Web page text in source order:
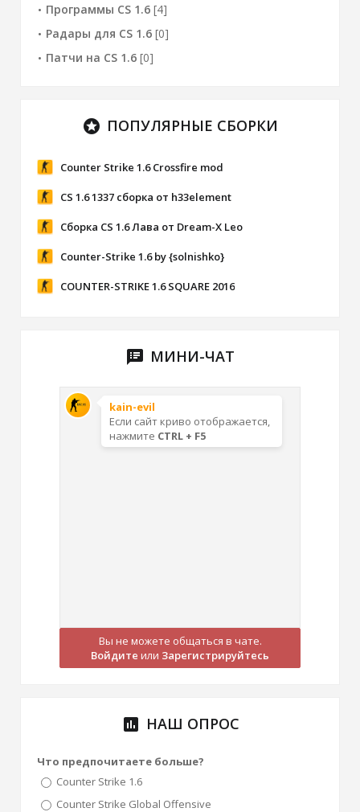
Программы CS 1.6 [4]
Радары для CS 1.6 [0]
Патчи на CS 1.6 [0]
stars ПОПУЛЯРНЫЕ СБОРКИ
Counter Strike 1.6 Crossfire mod
CS 1.6 1337 сборка от h33element
Сборка CS 1.6 Лава от Dream-X Leo
Counter-Strike 1.6 by {solnishko}
COUNTER-STRIKE 1.6 SQUARE 2016
speaker_notes МИНИ-ЧАТ
Вы не можете общаться в чате.
Войдите или Зарегистрируйтесь
poll НАШ ОПРОС
Что предпочитаете больше?
Counter Strike 1.6
Counter Strike Global Offensive